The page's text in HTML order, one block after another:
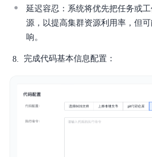
延迟容忍：系统将优先把任务或
源，以提高集群资源利用率，但
响。
完成代码基本信息配置：